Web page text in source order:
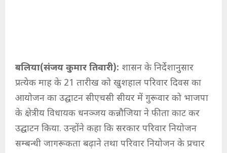
बलिया(संजय कुमार तिवारी): शासन के निर्देशानुसार
प्रत्येक माह के 21 तारीख को खुशहाल परिवार दिवस का
आयोजन का उद्घाटन सीएचसी सीयर में गुरूवार को भाजपा
के क्षेत्रीय विधायक धनञ्जय कन्नौजिया ने फीता काट कर
उद्घाटन किया. उन्होंने कहा कि सरकार परिवार नियोजन
सम्बन्धी जागरूकता बढ़ाने तथा परिवार नियोजन के प्रचार